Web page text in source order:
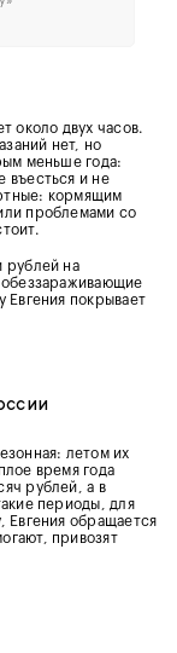
около двух часов.
нет, но
меньше года:
въесться и не
кормящим
проблемами со
рублей на
Евгения покрывает
летом их
время года
рублей, а в
периоды, для
Евгения обращается
привозят